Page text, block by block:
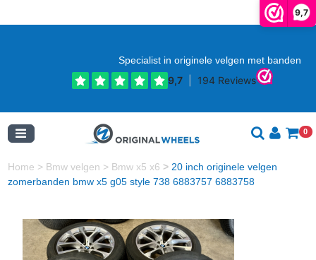
9,7
Specialist in originele velgen met banden
0
Home > Bmw velgen > Bmw x5 x6 > 20 inch originele velgen
zomerbanden bmw x5 g05 style 738 6883757 6883758